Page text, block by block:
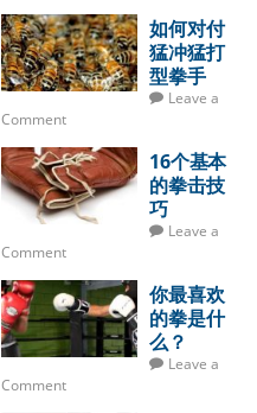
如何对付
猛冲猛打
型拳手
Leave a
Comment
16个基本
的拳击技
巧
Leave a
Comment
你最喜欢
的拳是什
么？
Leave a
Comment